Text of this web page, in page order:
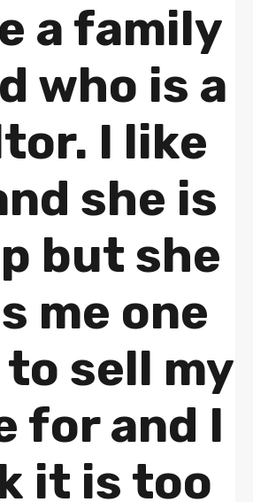
a family
who is a
I like
she is
but she
me one
sell my
for and I
it is too